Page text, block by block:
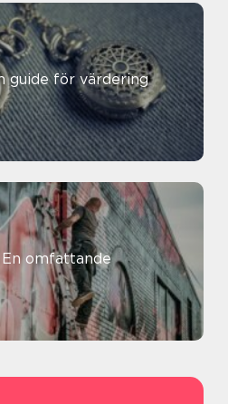
guide för värdering
omfattande